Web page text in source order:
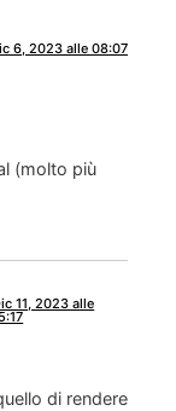
6, 2023 alle 08:07
(molto più
11, 2023 alle
di rendere